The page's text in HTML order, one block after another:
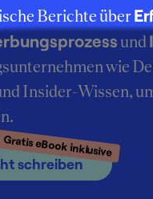
Berichte über
und
wie
Insider-Wissen,
schreiben
Gratis eBook inklusive